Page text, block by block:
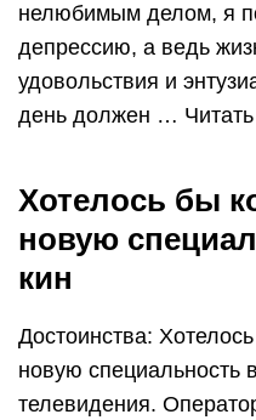
нелюбимым делом, я
депрессию, а ведь
удовольствия и
день должен …
Хотелось бы
новую
кин
Достоинства:
новую специальность
телевидения.